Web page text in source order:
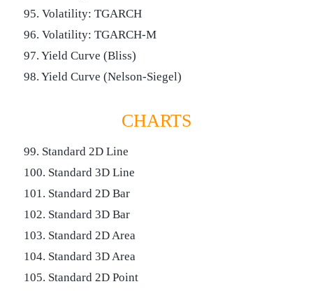
95. Volatility: TGARCH
96. Volatility: TGARCH-M
97. Yield Curve (Bliss)
98. Yield Curve (Nelson-Siegel)
CHARTS
99. Standard 2D Line
100. Standard 3D Line
101. Standard 2D Bar
102. Standard 3D Bar
103. Standard 2D Area
104. Standard 3D Area
105. Standard 2D Point